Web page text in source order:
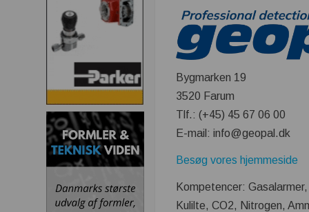
Bygmarken 19
3520 Farum
Tlf.: (+45) 45 67 06 00
E-mail: info@geopal.dk
Besøg vores hjemmeside
Kompetencer:
Kulilte, CO2, Nitrogen,